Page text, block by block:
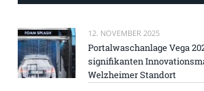
12. NOVEMBER 2025
Portalwaschanlage Vega
signifikanten
Welzheimer Standort